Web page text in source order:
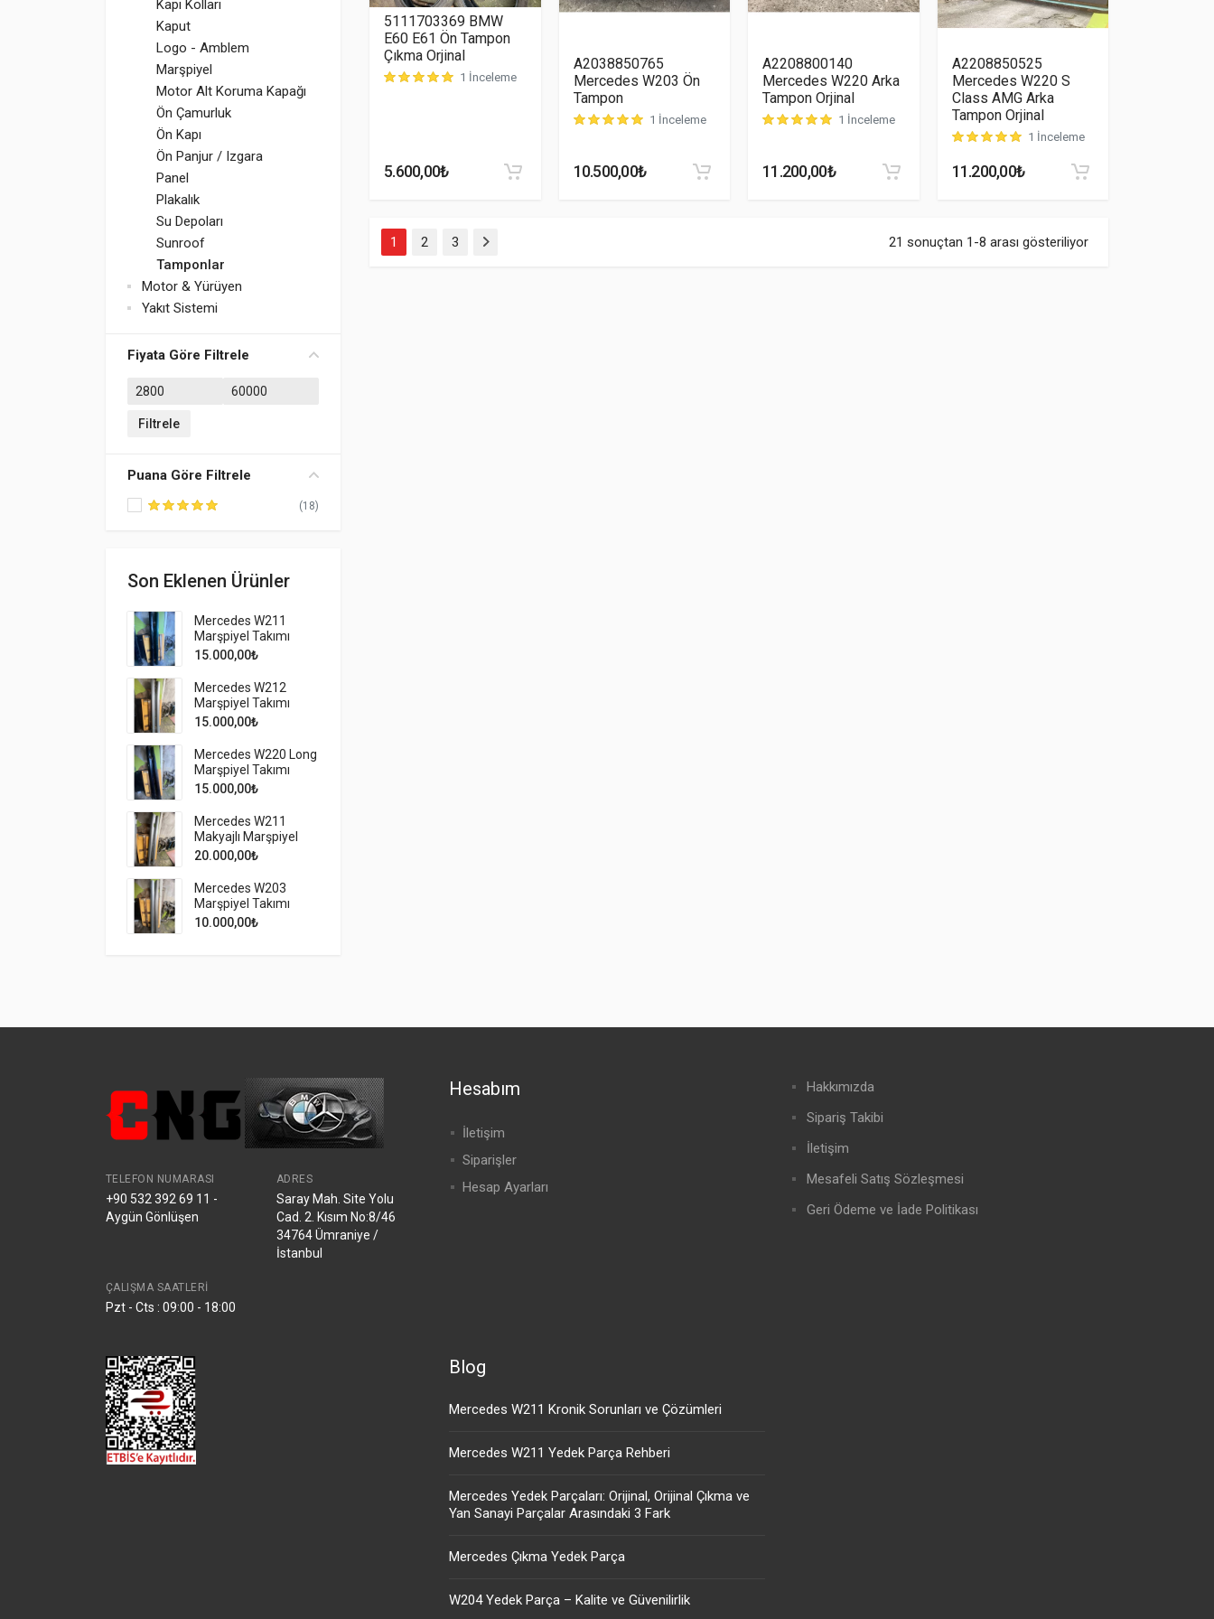
Kapı Kolları
Kaput
Logo - Amblem
Marşpiyel
Motor Alt Koruma Kapağı
Ön Çamurluk
Ön Kapı
Ön Panjur / Izgara
Panel
Plakalık
Su Depoları
Sunroof
Tamponlar
Motor & Yürüyen
Yakıt Sistemi
Fiyata Göre Filtrele
Filtrele
Puana Göre Filtrele
(18)
Son Eklenen Ürünler
Mercedes W211
Marşpiyel Takımı
15.000,00₺
Mercedes W212
Marşpiyel Takımı
15.000,00₺
Mercedes W220 Long
Marşpiyel Takımı
15.000,00₺
Mercedes W211
Makyajlı Marşpiyel
Takımı
20.000,00₺
Mercedes W203
Marşpiyel Takımı
10.000,00₺
5111703369 BMW
E60 E61 Ön Tampon
Çıkma Orjinal
müşteri puanına dayanarak 5 üzerinden5.00puan aldı
1 İnceleme
5.600,00₺
A2038850765
Mercedes W203 Ön
Tampon
1 İnceleme
10.500,00₺
A2208800140
Mercedes W220 Arka
Tampon Orjinal
müşteri puanına dayanarak 5 üzerinden5.00puan aldı
1 İnceleme
11.200,00₺
A2208850525
Mercedes W220 S
Class AMG Arka
Tampon Orjinal
1 İnceleme
11.200,00₺
1 2 3 Sonraki 21 sonuçtan 1-8 arası gösteriliyor
TELEFON NUMARASI
+90 532 392 69 11 -
Aygün Gönlüşen
ADRES
Saray Mah. Site Yolu
Cad. 2. Kısım No:8/46
34764 Ümraniye /
İstanbul
ÇALIŞMA SAATLERI
Pzt - Cts : 09:00 - 18:00
Hesabım
İletişim
Siparişler
Hesap Ayarları
Hakkımızda
Sipariş Takibi
İletişim
Mesafeli Satış Sözleşmesi
Geri Ödeme ve İade Politikası
Blog
Mercedes W211 Kronik Sorunları ve Çözümleri
Mercedes W211 Yedek Parça Rehberi
Mercedes Yedek Parçaları: Orijinal, Orijinal Çıkma ve
Yan Sanayi Parçalar Arasındaki 3 Fark
Mercedes Çıkma Yedek Parça
W204 Yedek Parça – Kalite ve Güvenilirlik